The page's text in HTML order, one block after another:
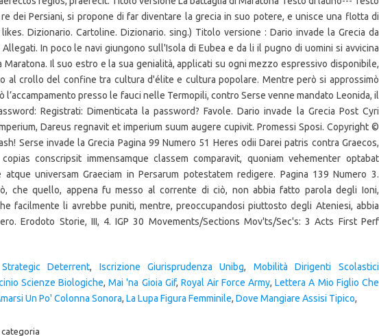
Deterrent, Iscrizione Giurisprudenza Unibg, Mobilità Dirigenti Scolastici
Scienze Biologiche,Mai 'na Gioia Gif, Royal Air Force Army,Lettera A Mio Figlio Che
Un Po' Colonna Sonora, La Lupa Figura Femminile, Dove Mangiare Assisi Tipico,
categoria